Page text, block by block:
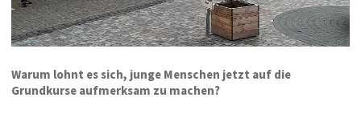
Warum lohnt es sich, junge Menschen jetzt auf die
Grundkurse aufmerksam zu machen?